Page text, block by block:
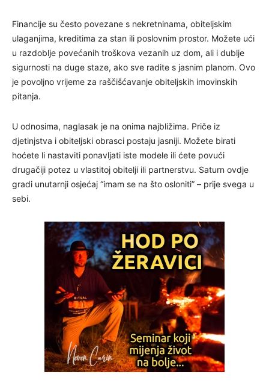
Financije su često povezane s nekretninama, obiteljskim
ulaganjima, kreditima za stan ili poslovnim prostor. Možete ući
u razdoblje povećanih troškova vezanih uz dom, ali i dublje
sigurnosti na duge staze, ako sve radite s jasnim planom. Ovo
je povoljno vrijeme za raščišćavanje obiteljskih imovinskih
pitanja.
U odnosima, naglasak je na onima najbližima. Priče iz
djetinjstva i obiteljski obrasci postaju jasniji. Možete birati
hoćete li nastaviti ponavljati iste modele ili ćete povući
drugačiji potez u vlastitoj obitelji ili partnerstvu. Saturn ovdje
gradi unutarnji osjećaj “imam se na što osloniti” – prije svega u
sebi.